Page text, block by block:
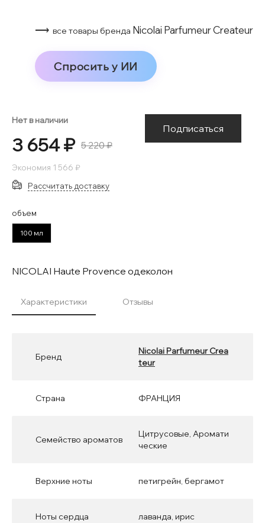
⟶ все товары бренда Nicolai Parfumeur Createur
Спросить у ИИ
Нет в наличии
3 654 ₽ 5 220 ₽
Экономия 1 566 ₽
Подписаться
Рассчитать доставку
объем
100 мл
NICOLAI Haute Provence одеколон
Характеристики Отзывы
Бренд
Nicolai Parfumeur Crea
teur
Страна ФРАНЦИЯ
Семейство ароматов
Цитрусовые, Аромати
ческие
Верхние ноты петигрейн, бергамот
Ноты сердца лаванда, ирис